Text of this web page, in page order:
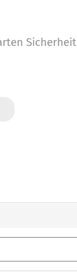
Sicherheit